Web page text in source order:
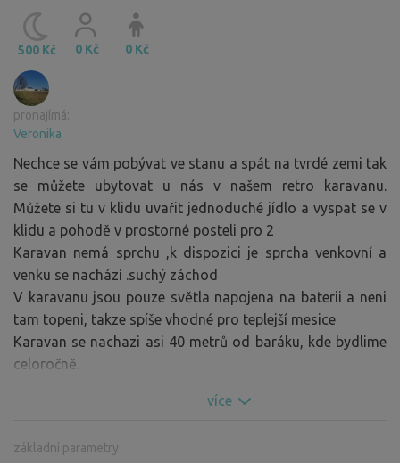
500 Kč 0 Kč 0 Kč
pronajímá:
Veronika
Nechce se vám pobývat ve stanu a spát na tvrdé zemi tak
se můžete ubytovat u nás v našem retro karavanu.
Můžete si tu v klidu uvařit jednoduché jídlo a vyspat se v
klidu a pohodě v prostorné posteli pro 2
Karavan nemá sprchu ,k dispozici je sprcha venkovní a
venku se nachází .suchý záchod
V karavanu jsou pouze světla napojena na baterii a neni
tam topeni, takze spíše vhodné pro teplejší mesice
Karavan se nachazi asi 40 metrů od baráku, kde bydlime
celoročně.
více
základní parametry